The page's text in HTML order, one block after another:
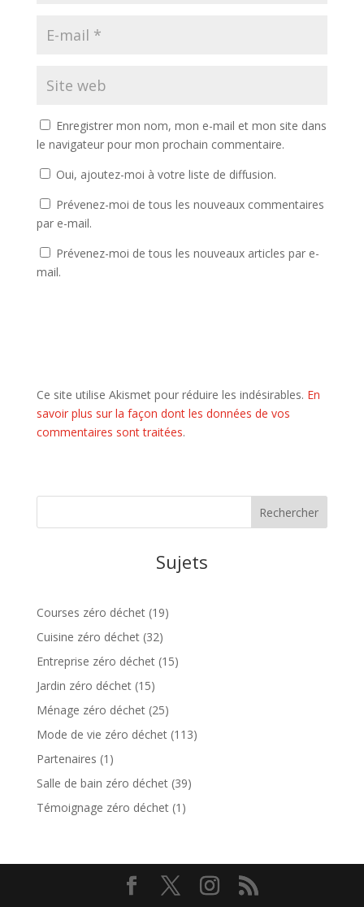
Enregistrer mon nom, mon e-mail et mon site dans
le navigateur pour mon prochain commentaire.
Oui, ajoutez-moi à votre liste de diffusion.
Prévenez-moi de tous les nouveaux commentaires
par e-mail.
Prévenez-moi de tous les nouveaux articles par e-
mail.
Ce site utilise Akismet pour réduire les indésirables. En
savoir plus sur la façon dont les données de vos
commentaires sont traitées.
Sujets
Courses zéro déchet(19)
Cuisine zéro déchet(32)
Entreprise zéro déchet(15)
Jardin zéro déchet(15)
Ménage zéro déchet(25)
Mode de vie zéro déchet(113)
Partenaires (1)
Salle de bain zéro déchet(39)
Témoignage zéro déchet(1)